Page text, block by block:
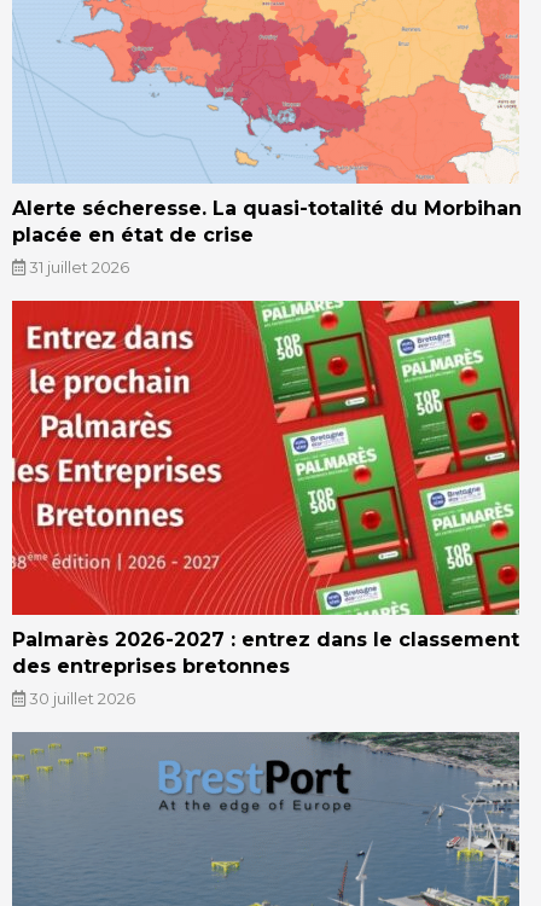
Alerte sécheresse. La quasi-totalité du Morbihan
placée en état de crise
31 juillet 2026
Palmarès 2026-2027 : entrez dans le classement
des entreprises bretonnes
30 juillet 2026